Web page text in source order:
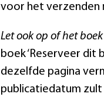
voor het verzenden
Let ook op of het
boek ‘Reserveer dit
dezelfde pagina
publicatiedatum